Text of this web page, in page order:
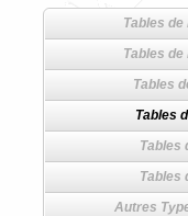
Tables
Tables
Tables
Tables
Tables
Tables
Autres